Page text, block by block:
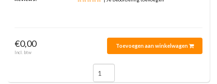
€0,00
Incl. btw
Toevoegen aan winkelwagen